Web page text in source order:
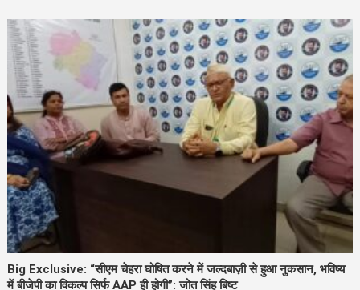
Big Exclusive: “सीएम चेहरा घोषित करने में जल्दबाज़ी से हुआ नुकसान, भविष्य
में बीजेपी का विकल्प सिर्फ AAP ही होगी”: जोत सिंह बिष्ट